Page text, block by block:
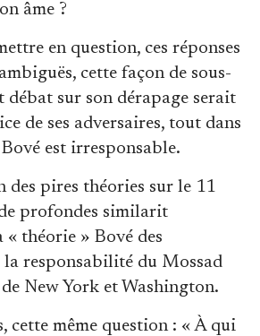
âme ?
en question, ces réponses
cette façon de sous-
débat sur son dérapage serait
de ses adversaires, tout dans
est irresponsable.
des pires théories sur le 11
profondes similarit
théorie » Bové des
responsabilité du Mossad
New York et Washington.
cette même question : « À qui